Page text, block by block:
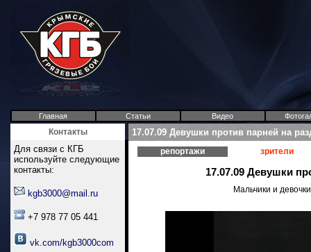
Главная Статьи Видео
Контакты
Для связи с КГБ
используйте следующие
контакты:
kgb3000@mail.ru
+7 978 77 05 441
vk.com/kgb3000com
17.07.09 Девушки против парней на
репортажи зрители
17.07.09 Девушки
Мальчики и